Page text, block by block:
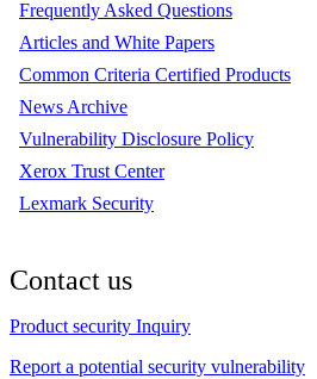
Frequently Asked Questions
Articles and White Papers
Common Criteria Certified Products
News Archive
Vulnerability Disclosure Policy
Xerox Trust Center
Lexmark Security
Contact us
Product security Inquiry
Report a potential security vulnerability